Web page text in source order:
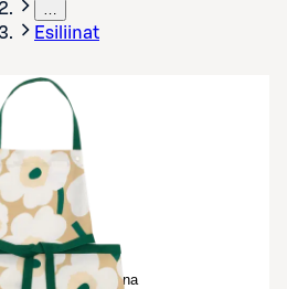
…
Esiliinat
suurennettuna